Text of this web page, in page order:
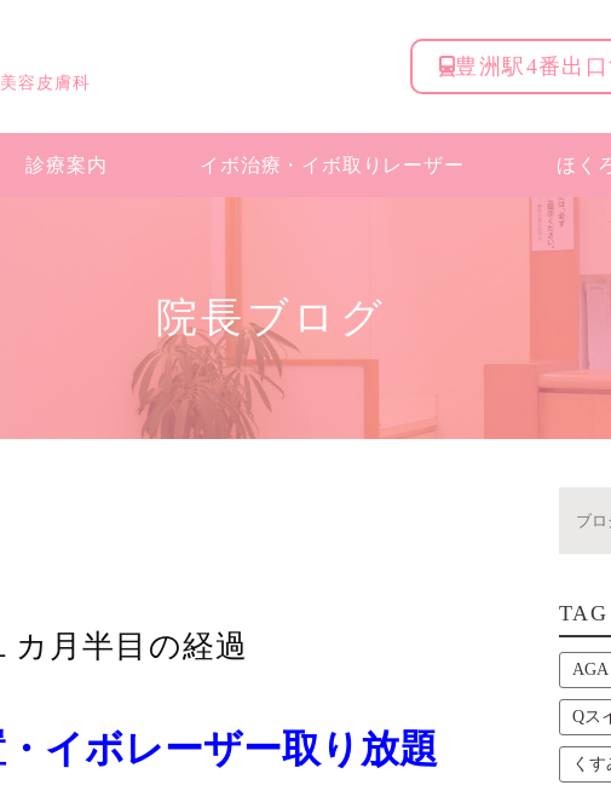
容皮膚科
豊洲駅4番出
診療案内 イボ治療・ イボ取りレーザー ほく
院長ブログ
カ月半目の経過
イボレーザー取り放題
TAG
AGA
Qス
くす